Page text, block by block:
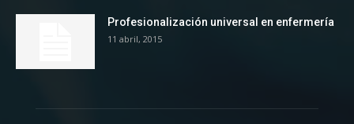
Profesionalización universal en enfermería
11 abril, 2015